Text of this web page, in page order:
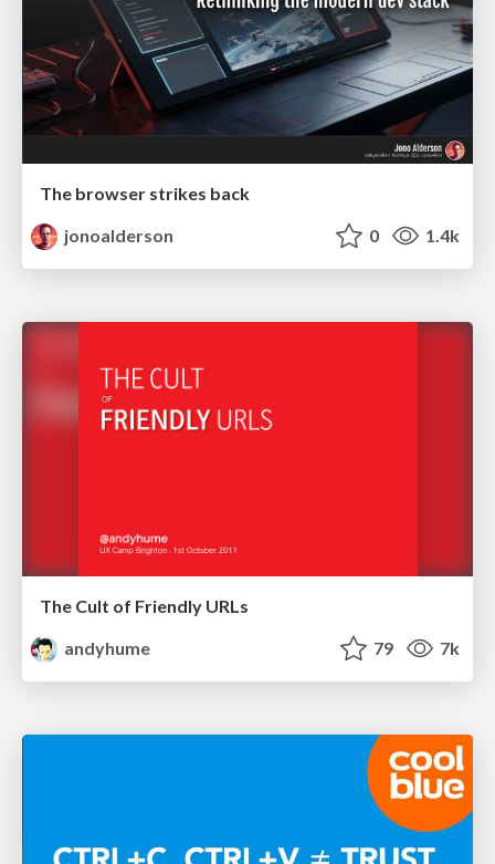
The browser strikes back
jonoalderson
0 1.4k
The Cult of Friendly URLs
andyhume
79 7k